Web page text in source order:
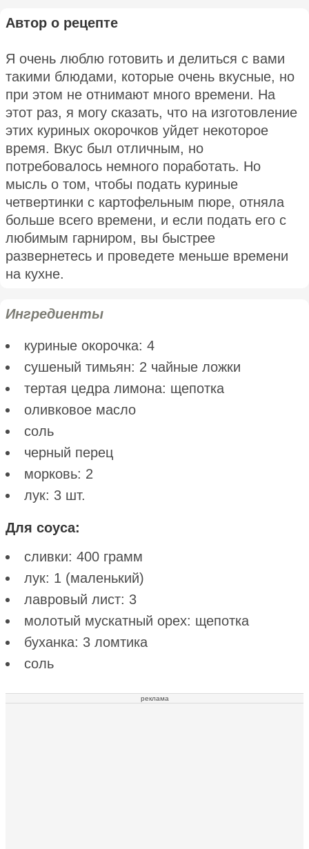
Автор о рецепте
Я очень люблю готовить и делиться с вами
такими блюдами, которые очень вкусные, но
при этом не отнимают много времени. На
этот раз, я могу сказать, что на изготовление
этих куриных окорочков уйдет некоторое
время. Вкус был отличным, но
потребовалось немного поработать. Но
мысль о том, чтобы подать куриные
четвертинки с картофельным пюре, отняла
больше всего времени, и если подать его с
любимым гарниром, вы быстрее
развернетесь и проведете меньше времени
на кухне.
Ингредиенты
куриные окорочка: 4
сушеный тимьян: 2 чайные ложки
тертая цедра лимона: щепотка
оливковое масло
соль
черный перец
морковь: 2
лук: 3 шт.
Для соуса:
сливки: 400 грамм
лук: 1 (маленький)
лавровый лист: 3
молотый мускатный орех: щепотка
буханка: 3 ломтика
соль
реклама